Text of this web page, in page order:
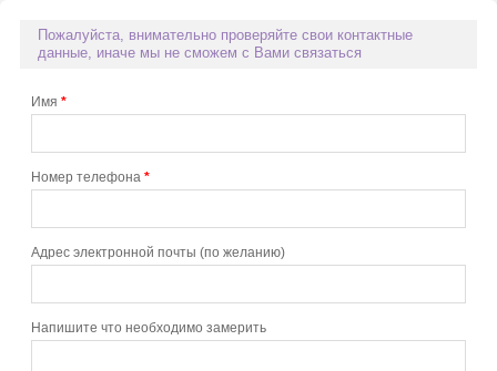
Пожалуйста, внимательно проверяйте свои контактные
данные, иначе мы не сможем с Вами связаться
Имя *
Номер телефона *
Адрес электронной почты (по желанию)
Напишите что необходимо замерить